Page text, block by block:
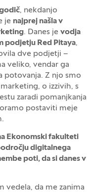
, nekdanjo
je najprej našla v
. Danes je vodja
podjetju Red Pitaya,
dve podjetji –
veliko, vendar ga
potovanja. Z njo smo
o izzivih, s
zaradi pomanjkanja
postaviti meje
Ekonomski fakulteti
digitalnega
poti, da si danes v
vedela, da me zanima